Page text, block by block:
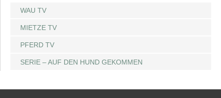
WAU TV
MIETZE TV
PFERD TV
SERIE – AUF DEN HUND GEKOMMEN